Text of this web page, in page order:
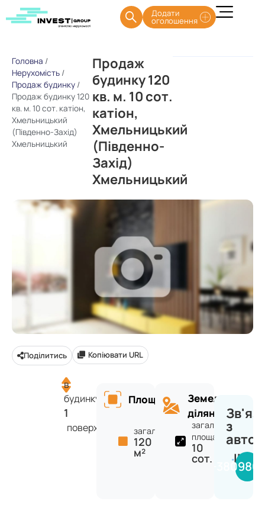
Додати
оголошення
Головна /
Нерухомість /
Продаж будинку /
Продаж будинку 120
кв. м. 10 сот. катіон,
Хмельницький
(Південно-Захід)
Хмельницький
Продаж
будинку 120
кв. м. 10 сот.
катіон,
Хмельницький
(Південно-
Захід)
Хмельницький
Поділитись Копіювати URL
в
будинку
1
поверхів
Площа
загальна:
120
м²
Земельна
ділянка
загальна
площа:
10
сот.
з